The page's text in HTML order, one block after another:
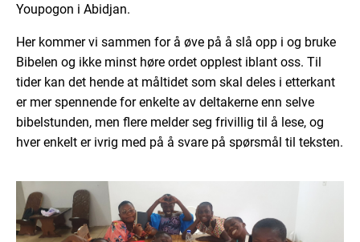
Youpogon i Abidjan.
Her kommer vi sammen for å øve på å slå opp i og bruke
Bibelen og ikke minst høre ordet opplest iblant oss. Til
tider kan det hende at måltidet som skal deles i etterkant
er mer spennende for enkelte av deltakerne enn selve
bibelstunden, men flere melder seg frivillig til å lese, og
hver enkelt er ivrig med på å svare på spørsmål til teksten.